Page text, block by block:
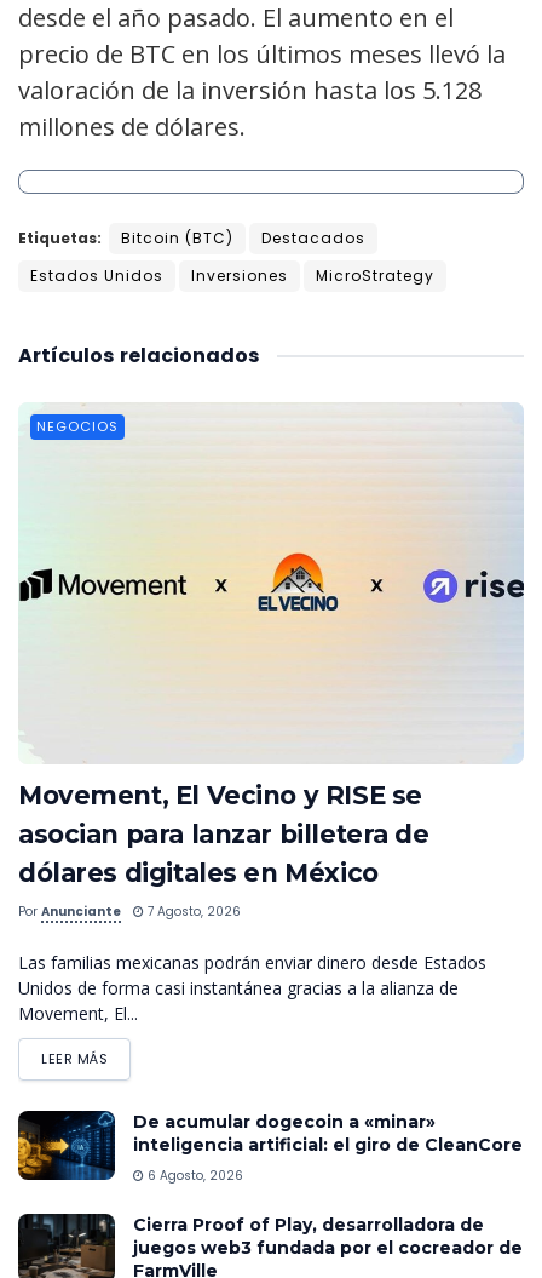
desde el año pasado. El aumento en el
precio de BTC en los últimos meses llevó la
valoración de la inversión hasta los 5.128
millones de dólares.
Etiquetas: Bitcoin (BTC)
Destacados
Estados Unidos
Inversiones MicroStrategy
relacionados
Artículos
NEGOCIOS
Movement, El Vecino y RISE se
asocian para lanzar billetera de
dólares digitales en México
Por Anunciante 7 Agosto, 2026
Las familias mexicanas podrán enviar dinero desde Estados
Unidos de forma casi instantánea gracias a la alianza de
Movement, El...
LEER MÁS
De acumular dogecoin a «minar»
inteligencia artificial: el giro de CleanCore
6 Agosto, 2026
Cierra Proof of Play, desarrolladora de
juegos web3 fundada por el cocreador de
FarmVille